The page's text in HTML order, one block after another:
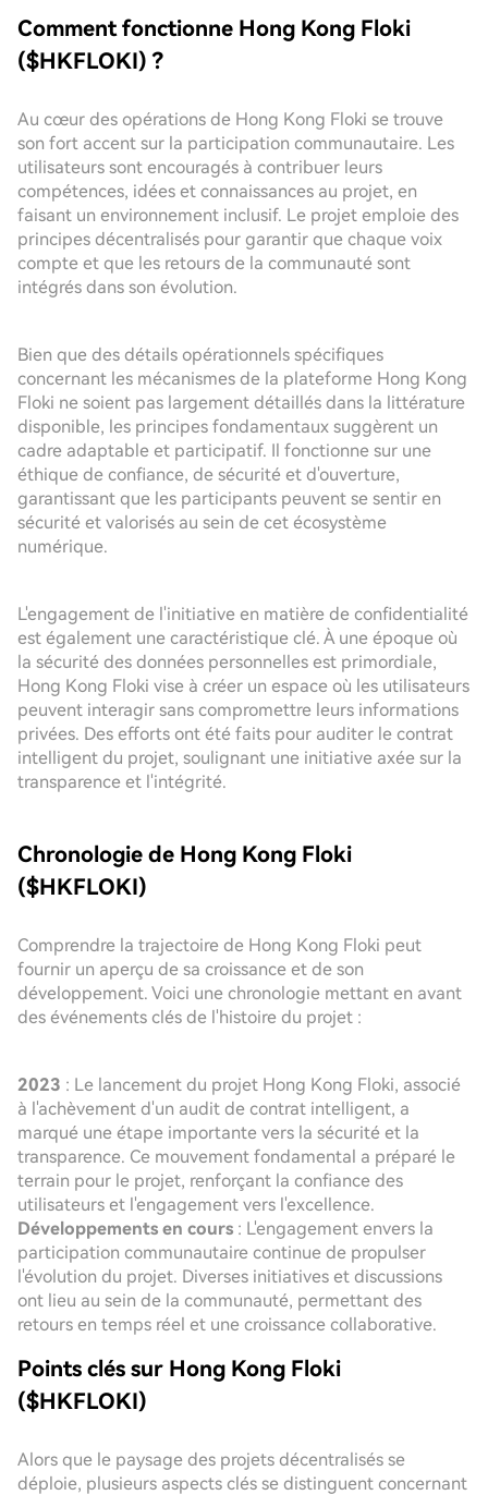
Comment fonctionne Hong Kong Floki
($HKFLOKI) ?
Au cœur des opérations de Hong Kong Floki se trouve
son fort accent sur la participation communautaire. Les
utilisateurs sont encouragés à contribuer leurs
compétences, idées et connaissances au projet, en
faisant un environnement inclusif. Le projet emploie des
principes décentralisés pour garantir que chaque voix
compte et que les retours de la communauté sont
intégrés dans son évolution.
Bien que des détails opérationnels spécifiques
concernant les mécanismes de la plateforme Hong Kong
Floki ne soient pas largement détaillés dans la littérature
disponible, les principes fondamentaux suggèrent un
cadre adaptable et participatif. Il fonctionne sur une
éthique de confiance, de sécurité et d'ouverture,
garantissant que les participants peuvent se sentir en
sécurité et valorisés au sein de cet écosystème
numérique.
L'engagement de l'initiative en matière de confidentialité
est également une caractéristique clé. À une époque où
la sécurité des données personnelles est primordiale,
Hong Kong Floki vise à créer un espace où les utilisateurs
peuvent interagir sans compromettre leurs informations
privées. Des efforts ont été faits pour auditer le contrat
intelligent du projet, soulignant une initiative axée sur la
transparence et l'intégrité.
Chronologie de Hong Kong Floki
($HKFLOKI)
Comprendre la trajectoire de Hong Kong Floki peut
fournir un aperçu de sa croissance et de son
développement. Voici une chronologie mettant en avant
des événements clés de l'histoire du projet :
2023 : Le lancement du projet Hong Kong Floki, associé
à l'achèvement d'un audit de contrat intelligent, a
marqué une étape importante vers la sécurité et la
transparence. Ce mouvement fondamental a préparé le
terrain pour le projet, renforçant la confiance des
utilisateurs et l'engagement vers l'excellence.
Développements en cours : L'engagement envers la
participation communautaire continue de propulser
l'évolution du projet. Diverses initiatives et discussions
ont lieu au sein de la communauté, permettant des
retours en temps réel et une croissance collaborative.
Points clés sur Hong Kong Floki
($HKFLOKI)
Alors que le paysage des projets décentralisés se
déploie, plusieurs aspects clés se distinguent concernant